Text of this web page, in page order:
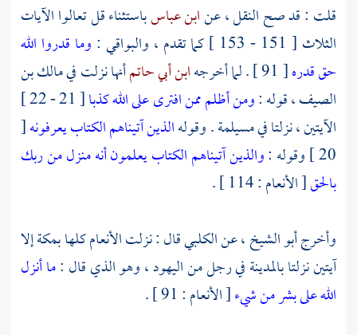
قلت : قد صح النقل ، عنابن عباسباستثناء قل تعالوا الآيات
الثلاث [ 151 - 153 ] كما تقدم ، والبواقي :
وما قدروا الله
حق قدره[ 91 ] . لما أخرجه ابن أبي حاتمأنها نزلت فيمالك بن
الصيف ،قوله :ومن أظلم ممن افترى على الله كذبا
[ 21 - 22 ]
الآيتين ، نزلتا فيمسيلمة. وقولهالذين آتيناهم الكتاب يعرفونه[
20 ] وقوله :
والذين آتيناهم الكتاب يعلمون أنه منزل من ربك
بالحق[ الأنعام : 114 ] .
وأخرجأبو الشيخ ،عنالكلبيقال : نزلت الأنعام كلهابمكةإلا
آيتين نزلتابالمدينةفي رجل مناليهود، وهو الذي قال :ما أنزل
الله على بشر من شيء[ الأنعام : 91 ] .